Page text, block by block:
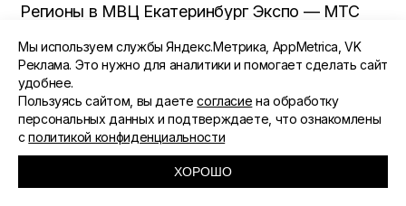
Регионы в МВЦ Екатеринбург Экспо — МТС
Live Hall.
ПОДЕЛИТЬСЯ
Мы используем службы Яндекс.Метрика, AppMetrica, VK
Реклама. Это нужно для аналитики и помогает сделать сайт
удобнее.
Пользуясь сайтом, вы даетесогласие на обработку
персональных данных и подтверждаете, что ознакомлены
сполитикой конфиденциальности
ХОРОШО